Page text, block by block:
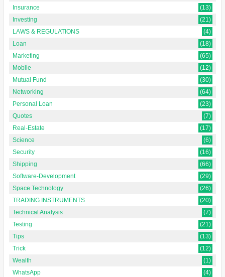
Insurance
(13)
Investing
(21)
LAWS & REGULATIONS
(4)
Loan
(18)
Marketing
(65)
Mobile
(12)
Mutual Fund
(30)
Networking
(64)
Personal Loan
(23)
Quotes
(7)
Real-Estate
(17)
Science
(6)
Security
(16)
Shipping
(66)
Software-Development
(29)
Space Technology
(26)
TRADING INSTRUMENTS
(20)
Technical Analysis
(7)
Testing
(21)
Tips
(13)
Trick
(12)
Wealth
(1)
WhatsApp
(4)